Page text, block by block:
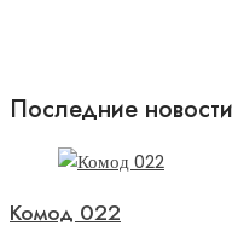
Последние новости
Комод 022